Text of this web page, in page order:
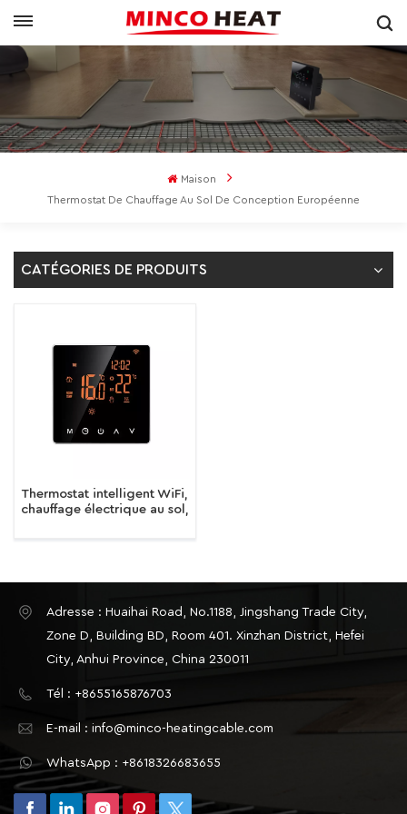
Maison
Thermostat De Chauffage Au Sol De Conception Européenne
CATÉGORIES DE PRODUITS
Thermostat intelligent WiFi,
chauffage électrique au sol,
Adresse : Huaihai Road, No.1188, Jingshang Trade City,
Zone D, Building BD, Room 401. Xinzhan District, Hefei
City, Anhui Province, China 230011
Tél : +8655165876703
E-mail : info@minco-heatingcable.com
WhatsApp : +8618326683655